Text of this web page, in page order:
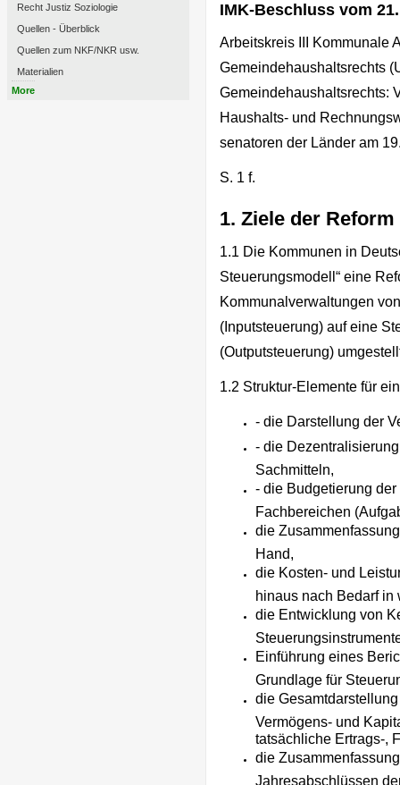
Recht Justiz Soziologie
Quellen - Überblick
Quellen zum NKF/NKR usw.
Materialien
More
IMK-Beschluss vom
Arbeitskreis III Kommunale
Gemeindehaushaltsrechts
Gemeindehaushaltsrechts:
Haushalts- und
senatoren der Länder am
S. 1 f.
1. Ziele der
1.1 Die Kommunen in
Steuerungsmodell“ eine
Kommunalverwaltungen
(Inputsteuerung) auf eine
(Outputsteuerung)
1.2 Struktur-Elemente für
- die Darstellung der
- die
Sachmitteln,
- die Budgetierung
Fachbereichen
die
Hand,
die Kosten- und
hinaus nach Bedarf in
die Entwicklung von
Einführung eines
Grundlage für
die
Vermögens- und
tatsächliche Ertrags-,
die
Jahresabschlüssen